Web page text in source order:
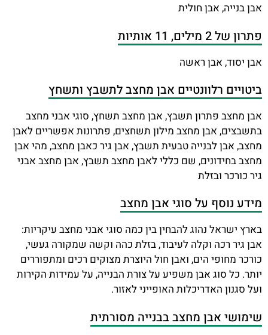
אבן בנייה, אבן חולית
פתרון של 2 מילים, 11 אותיות
אבן יסוד, אבן ראשה
ביטויים רלוונטיים אבן מחצב לתשבץ ותשחץ
אבן מחצב פתרון תשבץ, אבן מחצב תשחץ, סוגי אבני מחצב
בתשבצים, אבן מחצב מילון תשחצים, פתרונות אפשריים לאבן
מחצב, אבן לבנייה טבעית תשבץ, אבן גיר כאבן מחצב, מהי אבן
מחצב בחידונים, שם כללי לאבן מחצב תשבץ, אבן מחצב אבני
גיר כורכר ובזלת
מידע נוסף על סוגי אבן מחצב
בארץ ישראל נהוג להבחין בין כמה סוגי אבני מחצב עיקריות:
אבן גיר רכה וקלה לעיבוד, בזלת כהה וקשה שמקורה געשי,
כורכר מחופי הים, ואבן חול היוצרת מצוקים רכים ומתפוררים
יותר. כל סוג אבן משפיע על צורת הבנייה, על עמידות הקירות
ועל סגנון האדריכלות האופייני לאזור.
שימושי אבן מחצב בבנייה מסורתית